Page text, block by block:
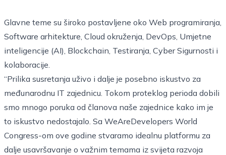
Glavne teme su široko postavljene oko Web programiranja,
Software arhitekture, Cloud okruženja, DevOps, Umjetne
inteligencije (AI), Blockchain, Testiranja, Cyber Sigurnosti i
kolaboracije.
“Prilika susretanja uživo i dalje je posebno iskustvo za
međunarodnu IT zajednicu. Tokom proteklog perioda dobili
smo mnogo poruka od članova naše zajednice kako im je
to iskustvo nedostajalo. Sa WeAreDevelopers World
Congress-om ove godine stvaramo idealnu platformu za
dalje usavršavanje o važnim temama iz svijeta razvoja